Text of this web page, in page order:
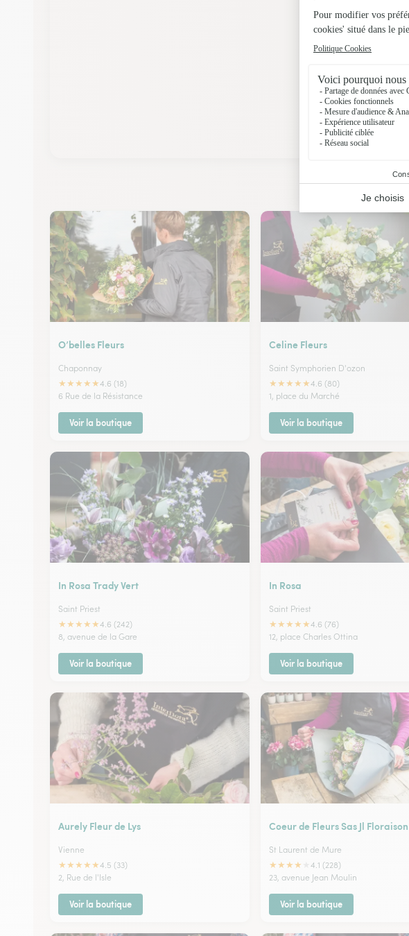
O’belles Fleurs
Chaponnay
★★★★★4.6 (18)
6 Rue de la Résistance
Voir la boutique
Celine Fleurs
Saint Symphorien D'ozon
★★★★★4.6 (80)
1, place du Marché
Voir la boutique
In Rosa Trady Vert
Saint Priest
★★★★★4.6 (242)
8, avenue de la Gare
Voir la boutique
In Rosa
Saint Priest
★★★★★4.6 (76)
12, place Charles Ottina
Voir la boutique
Aurely Fleur de Lys
Vienne
★★★★★4.5 (33)
2, Rue de l'Isle
Voir la boutique
Coeur de Fleurs Sas Jl Floraison
St Laurent de Mure
★★★★
4.1 (228)
23, avenue Jean Moulin
Voir la boutique